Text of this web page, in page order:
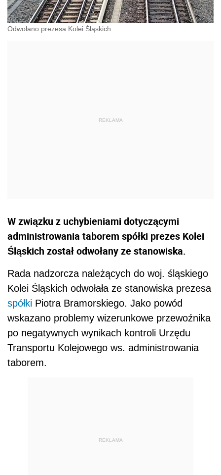
Odwołano prezesa Kolei Śląskich.
W związku z uchybieniami dotyczącymi
administrowania taborem spółki prezes Kolei
Śląskich został odwołany ze stanowiska.
Rada nadzorcza należących do woj. śląskiego
Kolei Śląskich odwołała ze stanowiska prezesa
spółki Piotra Bramorskiego. Jako powód
wskazano problemy wizerunkowe przewoźnika
po negatywnych wynikach kontroli Urzędu
Transportu Kolejowego ws. administrowania
taborem.
REKLAMA